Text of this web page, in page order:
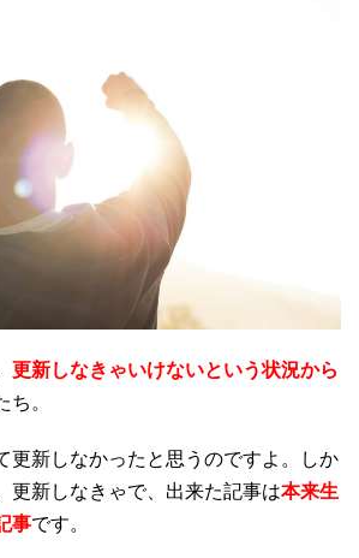
更新しなきゃいけないという状況から
ち。
更新しなかったと思うのですよ。しか
更新しなきゃで、出来た記事は本来生
事です。